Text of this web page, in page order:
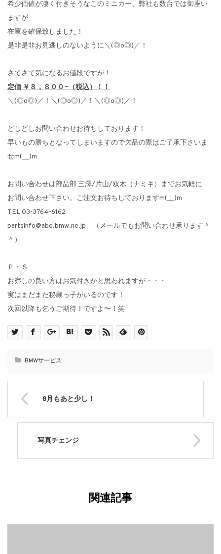
希少価値が凄く付きそうなこのミニカー、弊社も数台では御座い
ますが
在庫を確保致しました！
是非是非お見逃しのないように＼(◎o◎)／！
さてさて気になるお値段ですが！
定価 ￥８，８００−（税込）！！
＼(◎o◎)／！＼(◎o◎)／！＼(◎o◎)／！
どしどしお問い合わせお待ちしております！
早いもの勝ちとなってしまいますので欠品の際はご了承下さいま
せm(__)m
お問い合わせは部品部 三澤/片山/双木（ナミキ）までお気軽に
お問い合わせ下さい。ご注文お待ちしておりますm(__)m
TEL 03-3764-6162
partsinfo@abe.bmw.ne.jp （メールでもお問い合わせ承ります＾
＾）
Ｐ・Ｓ
お察しの良い方はお気付きかと思われますが・・・
実はまだまだ秘蔵っ子がいるのです！
次回以降も乞うご期待！ですよ〜！笑
BMWサービス
8月もあと少し！
写真チェンジ
関連記事